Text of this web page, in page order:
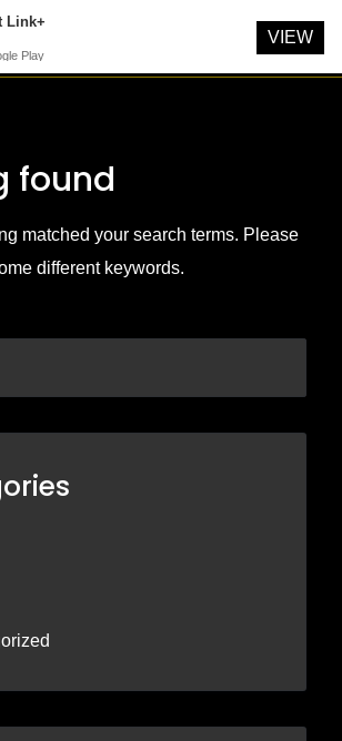
found
matched your search terms. Please
different keywords.
Link+
Play
VIEW